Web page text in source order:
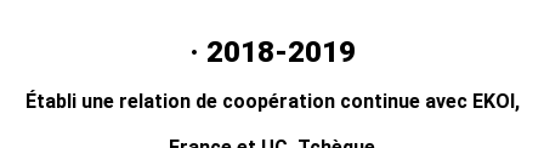
· 2018-2019
Établi une relation de coopération continue avec EKOI,